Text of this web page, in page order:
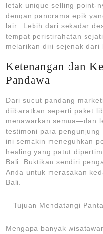
letak unique selling point-
dengan panorama epik
lain. Lebih dari sekadar
tempat peristirahatan
melarikan diri sejenak dari
Ketenangan dan
Pandawa
Dari sudut pandang
diibaratkan seperti paket
menawarkan semua—dan
testimoni para
ini semakin meneguhkan
healing yang patut
Bali. Buktikan sendiri
Anda untuk merasakan
Bali.
—Tujuan Mendatangi
Mengapa banyak